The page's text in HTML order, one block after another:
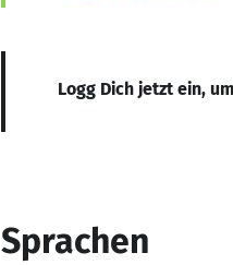
Logg Dich jetzt ein,
Sprachen